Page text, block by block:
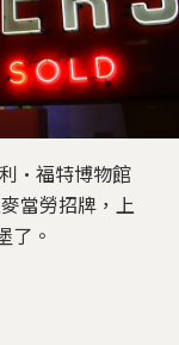
·福特博物館
當勞招牌，上
了。